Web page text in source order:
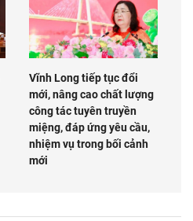
Vĩnh Long tiếp tục đổi
mới, nâng cao chất lượng
công tác tuyên truyền
miệng, đáp ứng yêu cầu,
nhiệm vụ trong bối cảnh
mới